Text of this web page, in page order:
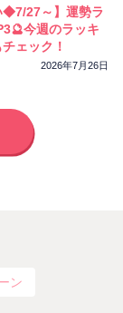
◆7/27～】運勢ラ
今週のラッキ
ェック！
2026年7月26日
ン